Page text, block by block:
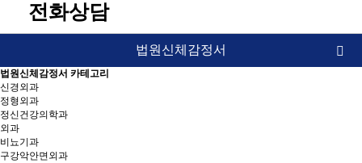
전화상담
법원신체감정서
법원신체감정서 카테고리
신경외과
정형외과
정신건강의학과
외과
비뇨기과
구강악안면외과